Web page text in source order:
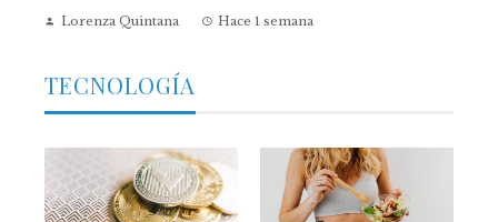
Lorenza Quintana Hace 1 semana
TECNOLOGÍA